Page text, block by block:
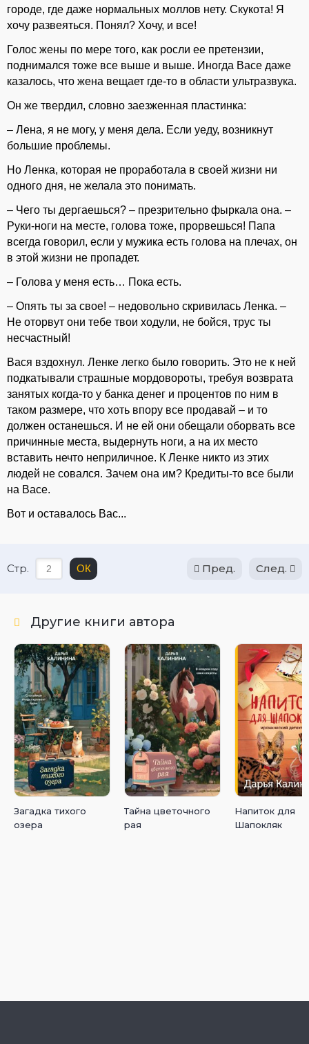
городе, где даже нормальных моллов нету. Скукота! Я
хочу развеяться. Понял? Хочу, и все!
Голос жены по мере того, как росли ее претензии,
поднимался тоже все выше и выше. Иногда Васе даже
казалось, что жена вещает где-то в области ультразвука.
Он же твердил, словно заезженная пластинка:
– Лена, я не могу, у меня дела. Если уеду, возникнут
большие проблемы.
Но Ленка, которая не проработала в своей жизни ни
одного дня, не желала это понимать.
– Чего ты дергаешься? – презрительно фыркала она. –
Руки-ноги на месте, голова тоже, прорвешься! Папа
всегда говорил, если у мужика есть голова на плечах, он
в этой жизни не пропадет.
– Голова у меня есть… Пока есть.
– Опять ты за свое! – недовольно скривилась Ленка. –
Не оторвут они тебе твои ходули, не бойся, трус ты
несчастный!
Вася вздохнул. Ленке легко было говорить. Это не к ней
подкатывали страшные мордовороты, требуя возврата
занятых когда-то у банка денег и процентов по ним в
таком размере, что хоть впору все продавай – и то
должен останешься. И не ей они обещали оборвать все
причинные места, выдернуть ноги, а на их место
вставить нечто неприличное. К Ленке никто из этих
людей не совался. Зачем она им? Кредиты-то все были
на Васе.
Вот и оставалось Вас...
Стр. ОК Пред. След.
Другие книги автора
Загадка тихого
озера
Тайна цветочного
рая
Напиток для
Шапокляк